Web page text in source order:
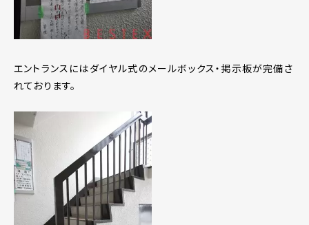
エントランスにはダイヤル式のメールボックス・掲示板が完備さ
れております。